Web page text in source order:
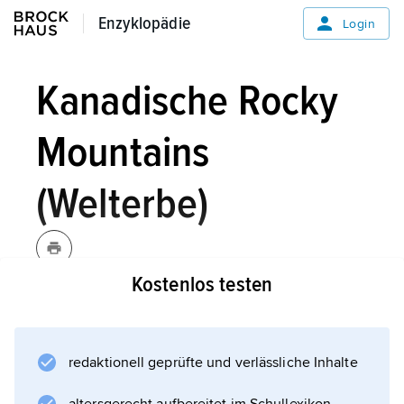
Enzyklopädie
Enzyklopädie Login
Kanadische Rocky
Mountains
(Welterbe)
Die kanadischen Rocky Mountains zählen zu
Nationalparks und mehr als 60 Provinzparks
Kostenlos testen
redaktionell geprüfte und verlässliche Inhalte